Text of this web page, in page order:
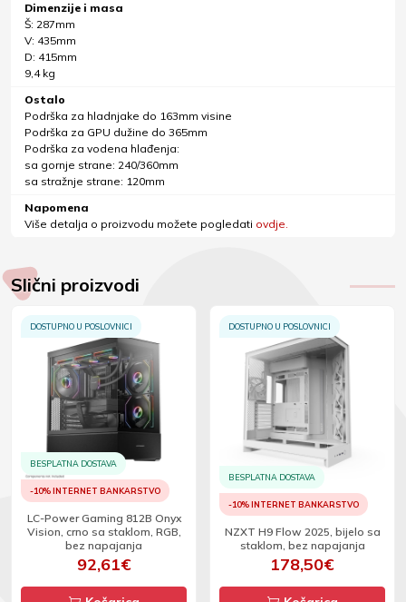
Dimenzije i masa
Š: 287mm
V: 435mm
D: 415mm
9,4 kg
Ostalo
Podrška za hladnjake do 163mm visine
Podrška za GPU dužine do 365mm
Podrška za vodena hlađenja:
sa gornje strane: 240/360mm
sa stražnje strane: 120mm
Napomena
Više detalja o proizvodu možete pogledati ovdje.
Slični proizvodi
DOSTUPNO U POSLOVNICI
BESPLATNA DOSTAVA
-10% INTERNET BANKARSTVO
LC-Power Gaming 812B Onyx
Vision, crno sa staklom, RGB,
bez napajanja
92,61€
DOSTUPNO U POSLOVNICI
BESPLATNA DOSTAVA
-10% INTERNET BANKARSTVO
NZXT H9 Flow 2025, bijelo sa
staklom, bez napajanja
178,50€